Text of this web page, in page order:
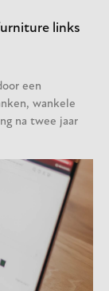
links
een
wankele
na twee jaar